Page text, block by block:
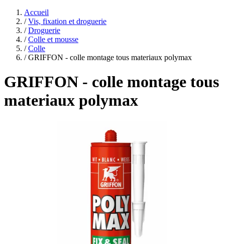
Accueil
/ Vis, fixation et droguerie
/ Droguerie
/ Colle et mousse
/ Colle
/ GRIFFON - colle montage tous materiaux polymax
GRIFFON - colle montage tous
materiaux polymax